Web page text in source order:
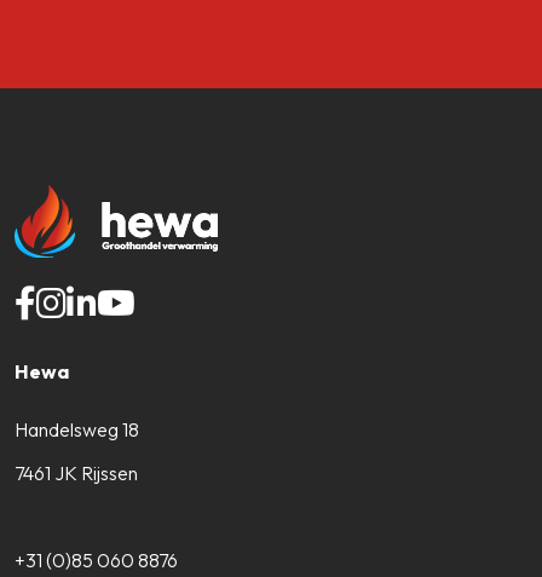
Hewa
Handelsweg 18
7461 JK Rijssen
+31 (0)85 060 8876